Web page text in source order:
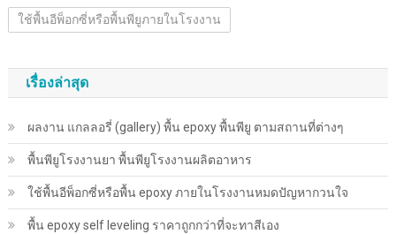
ใช้พื้นอีพ็อกซี่หรือพื้นพียูภายในโรงงาน
เรื่องล่าสุด
ผลงาน แกลลอรี่ (gallery) พื้น epoxy พื้นพียู ตามสถานที่ต่างๆ
พื้นพียู​โรงงานยา พื้นพียู​โรงงานผลิตอาหาร
ใช้พื้นอีพ็อกซี่หรือพื้น epoxy ภายในโรงงานหมดปัญหากวนใจ
พื้น epoxy self leveling ราคาถูกกว่าที่จะทาสีเอง